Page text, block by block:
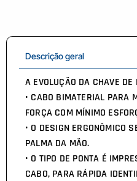
Descrição geral
A EVOLUÇÃO DA CHAVE DE
• CABO BIMATERIAL PARA
FORÇA COM MÍNIMO
• O DESIGN ERGONÔMICO
PALMA DA MÃO.
• O TIPO DE PONTA É
CABO, PARA RÁPIDA